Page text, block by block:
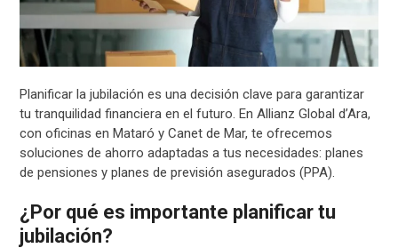
Planificar la jubilación es una decisión clave para garantizar
tu tranquilidad financiera en el futuro. En Allianz Global d’Ara,
con oficinas en Mataró y Canet de Mar, te ofrecemos
soluciones de ahorro adaptadas a tus necesidades: planes
de pensiones y planes de previsión asegurados (PPA).
¿Por qué es importante planificar tu
jubilación?